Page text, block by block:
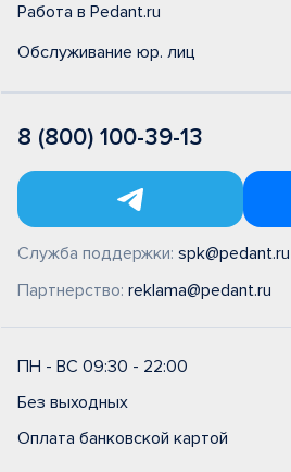
Работа в Pedant.ru
Обслуживание юр. лиц
8 (800) 100-39-13
Служба поддержки: spk@pedant.ru
Партнерство: reklama@pedant.ru
ПН - ВС 09:30 - 22:00
Без выходных
Оплата банковской картой